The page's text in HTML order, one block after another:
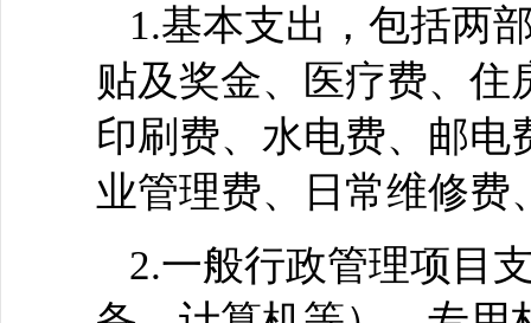
1.基本支出，包括两
贴及奖金、医疗费、
印刷费、水电费、邮电
业管理费、日常维修费
2.一般行政管理项目